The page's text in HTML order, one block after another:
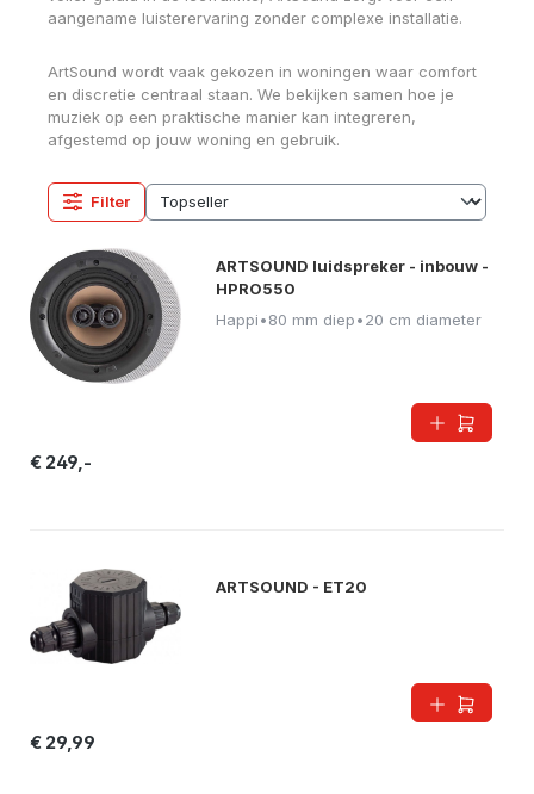
aangename luisterervaring zonder complexe installatie.
ArtSound wordt vaak gekozen in woningen waar comfort
en discretie centraal staan. We bekijken samen hoe je
muziek op een praktische manier kan integreren,
afgestemd op jouw woning en gebruik.
Filter
ARTSOUND luidspreker - inbouw -
HPRO550
Happi•80 mm diep•20 cm diameter
€ 249,-
ARTSOUND - ET20
€ 29,99